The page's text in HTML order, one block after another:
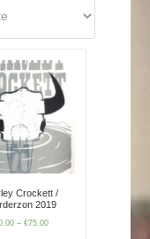
Crockett /
2019
–€75.00